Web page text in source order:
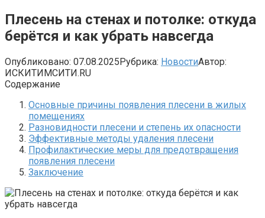
Плесень на стенах и потолке: откуда
берётся и как убрать навсегда
Опубликовано: 07.08.2025Рубрика: НовостиАвтор:
ИСКИТИМСИТИ.RU
Содержание
Основные причины появления плесени в жилых
помещениях
Разновидности плесени и степень их опасности
Эффективные методы удаления плесени
Профилактические меры для предотвращения
появления плесени
Заключение